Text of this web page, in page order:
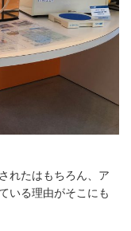
れたはもちろん、ア
いる理由がそこにも